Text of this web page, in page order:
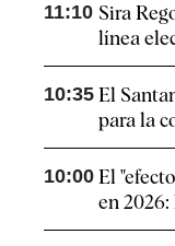
11:10 Sira
línea
10:35 El
para la
10:00 El
en 2026: